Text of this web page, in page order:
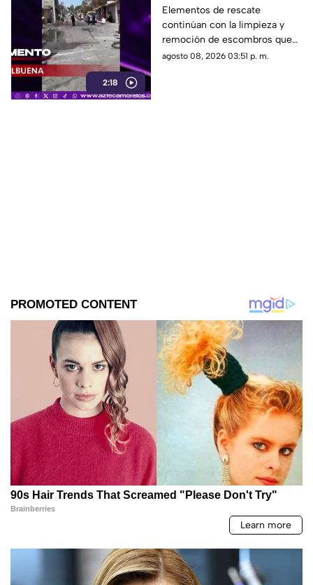
2:18
Cuernavaca tras la
explosión de la pipa de
gas LP
Elementos de rescate
continúan con la limpieza y
remoción de escombros que
dejó la explosión de la pipa que
agosto 08, 2026 03:51 p. m.